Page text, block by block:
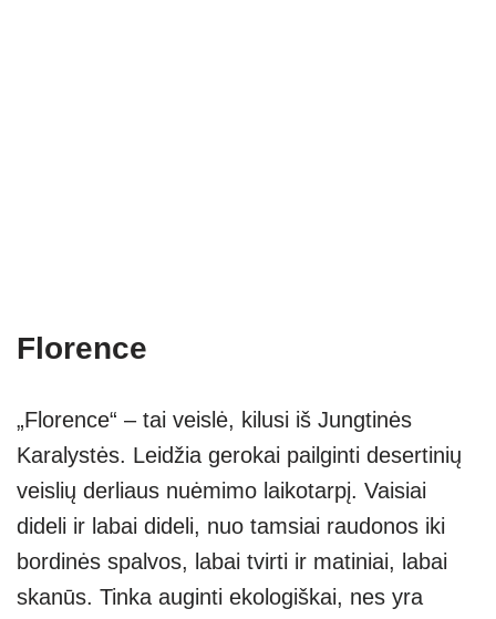
Florence
„Florence“ – tai veislė, kilusi iš Jungtinės
Karalystės. Leidžia gerokai pailginti desertinių
veislių derliaus nuėmimo laikotarpį. Vaisiai
dideli ir labai dideli, nuo tamsiai raudonos iki
bordinės spalvos, labai tvirti ir matiniai, labai
skanūs. Tinka auginti ekologiškai, nes yra